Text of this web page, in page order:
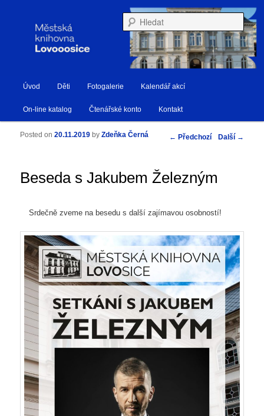
Knihovna Lovosice
Hlavní navigační menu
Přejít k hlavnímu obsahu webu
Přejít k obsahu postranního panelu
Úvod Děti Fotogalerie Kalendář akcí
On-line katalog Čtenářské konto Kontakt
Navigace pro příspěvky ← Předchozí Další →
Beseda s Jakubem Železným
Posted on20.11.2019 byZdeňka Černá
Srdečně zveme na besedu s další zajímavou osobností!